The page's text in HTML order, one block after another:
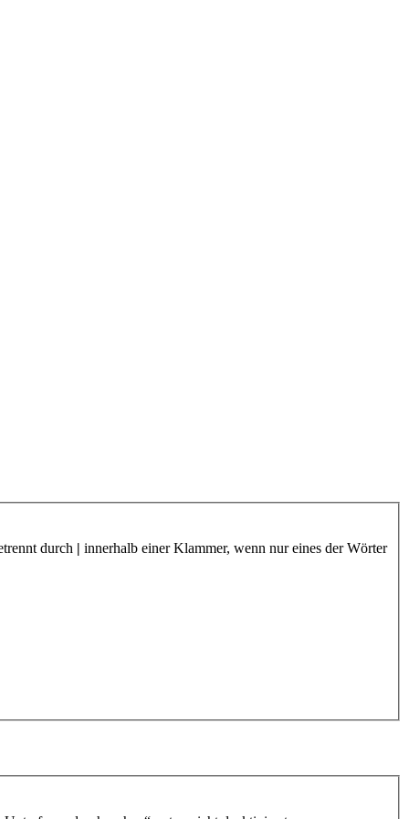
durch | innerhalb einer Klammer, wenn nur eines der Wörter